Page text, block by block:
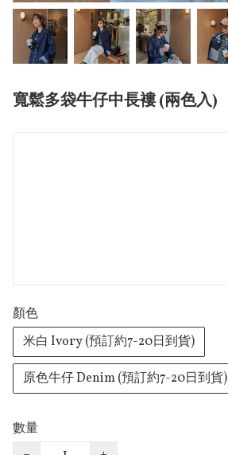
寬鬆多袋牛仔中長褸 (兩色入)
顏色
米白 Ivory (預訂約7-20日到貨)
原色牛仔 Denim (預訂約7-20日到貨)
數量